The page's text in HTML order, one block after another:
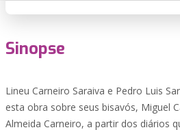
Sinopse
Lineu Carneiro Saraiva e Pedro Luis
esta obra sobre seus bisavós, Miguel
Almeida Carneiro, a partir dos diários